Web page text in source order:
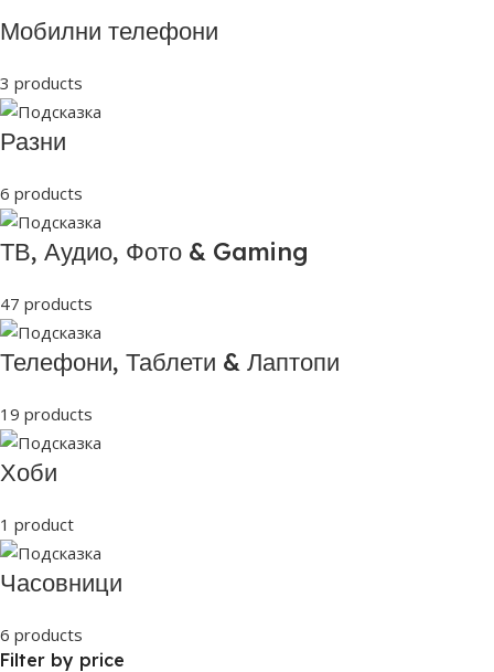
Мобилни телефони
3 products
Разни
6 products
ТВ, Аудио, Фото & Gaming
47 products
Телефони, Таблети & Лаптопи
19 products
Хоби
1 product
Часовници
6 products
Filter by price